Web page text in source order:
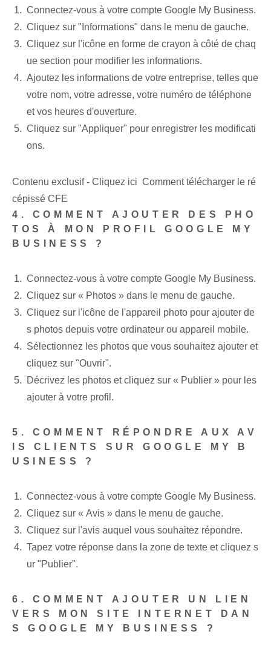
Connectez-vous à votre compte Google My Business.
Cliquez sur "Informations" dans le menu de gauche.
Cliquez sur l'icône en forme de crayon à côté de chaq
ue section pour modifier les informations.
Ajoutez les informations de votre entreprise, telles que
votre nom, votre adresse, votre numéro de téléphone
et vos heures d'ouverture.
Cliquez sur "Appliquer" pour enregistrer les modificati
ons.
Contenu exclusif - Cliquez ici Comment télécharger le ré
cépissé CFE
4. COMMENT AJOUTER DES PHO
TOS À MON PROFIL GOOGLE MY
BUSINESS ?
Connectez-vous à votre compte Google My Business.
Cliquez sur « Photos » dans le menu de gauche.
Cliquez sur l'icône de l'appareil photo pour ajouter de
s photos depuis votre ordinateur ou appareil mobile.
Sélectionnez les photos que vous souhaitez ajouter et
cliquez sur "Ouvrir".
Décrivez les photos et cliquez sur « Publier » pour les
ajouter à votre profil.
5. COMMENT RÉPONDRE AUX AV
IS CLIENTS SUR GOOGLE MY B
USINESS ?
Connectez-vous à votre compte Google My Business.
Cliquez sur « Avis » dans le menu de gauche.
Cliquez sur l'avis auquel vous souhaitez répondre.
Tapez votre réponse dans la zone de texte et cliquez s
ur "Publier".
6. COMMENT AJOUTER UN LIEN
VERS MON SITE INTERNET DAN
S GOOGLE MY BUSINESS ?